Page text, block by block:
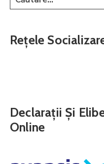
Rețele
Declarații Și
Online